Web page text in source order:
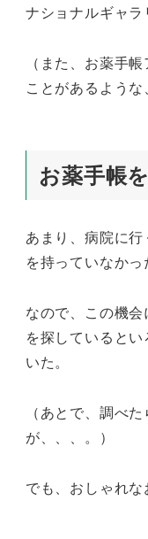
ナショナルギャラ
（また、お薬手
ことがあるような
お薬手帳
あまり、病院に
を持っていなかっ
なので、この機
を探していると
いた。
（あとで、調べ
が、、、。）
でも、おしゃれな